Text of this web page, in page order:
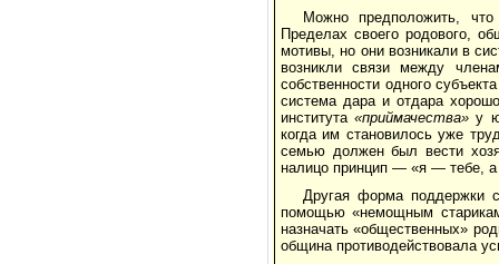
Можно предположить,
Пределах своего ро­дового,
мотивы, но они возникали в
возникли связи между
собственности одного
система дара и отдара
института«приймачества»у
когда им становилось уже
семью должен был вести
налицо прин­цип — «я — тебе,
Другая форма
помощью «немощ­ным
назначать «общественных»
община противодействовала